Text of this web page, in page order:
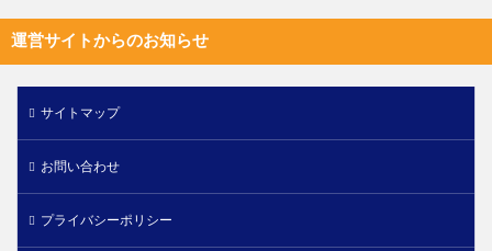
運営サイトからのお知らせ
サイトマップ
お問い合わせ
プライバシーポリシー